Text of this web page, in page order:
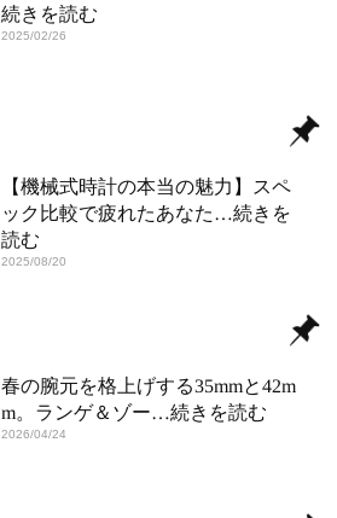
続きを読む
2025/02/26
【機械式時計の本当の魅力】スペ
ック比較で疲れたあなた…続きを
読む
2025/08/20
春の腕元を格上げする35mmと42m
m。ランゲ＆ゾー…続きを読む
2026/04/24